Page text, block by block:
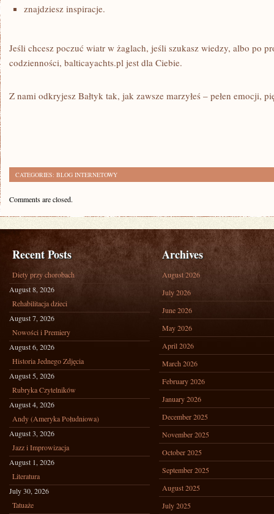
znajdziesz inspiracje.
Jeśli chcesz poczuć wiatr w żaglach, jeśli szukasz wiedzy, albo po
codzienności, balticayachts.pl jest dla Ciebie.
Z nami odkryjesz Bałtyk tak, jak zawsze marzyłeś – pełen emocji,
CATEGORIES: BLOG INTERNETOWY
Comments are closed.
Recent Posts
Diety przy chorobach
August 8, 2026
Rehabilitacja dzieci
August 7, 2026
Nowości i Premiery
August 6, 2026
Historia Jednego Zdjęcia
August 5, 2026
Rubryka Czytelników
August 4, 2026
Andy (Ameryka Południowa)
August 3, 2026
Jazz i Improwizacja
August 1, 2026
Literatura
July 30, 2026
Tatuaże
Archives
August 2026
July 2026
June 2026
May 2026
April 2026
March 2026
February 2026
January 2026
December 2025
November 2025
October 2025
September 2025
August 2025
July 2025